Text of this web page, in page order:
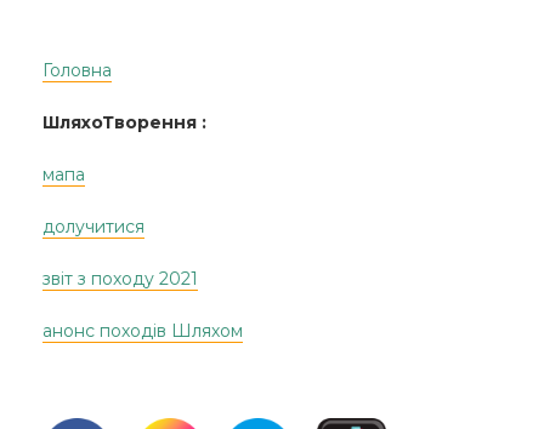
Головна
ШляхоТворення :
мапа
долучитися
звіт з походу 2021
анонс походів Шляхом